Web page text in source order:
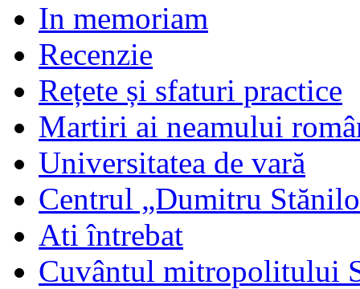
In memoriam
Recenzie
Rețete și sfaturi practice
Martiri ai neamului
Universitatea de vară
Centrul „Dumitru
Ati întrebat
Cuvântul mitropolitului